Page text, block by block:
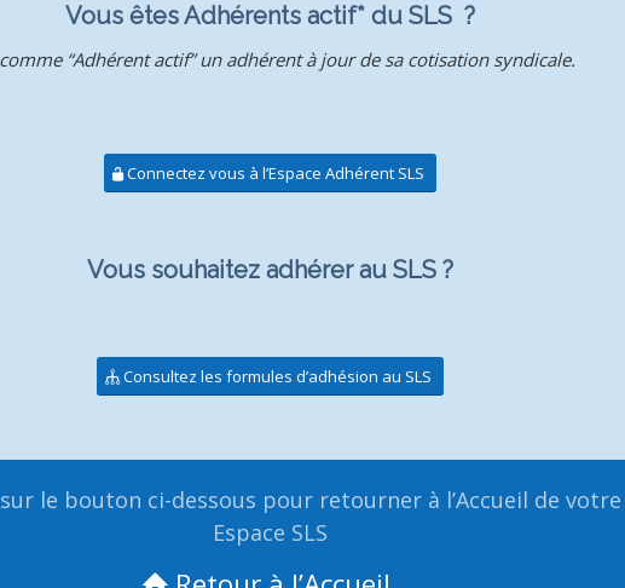
Vous êtes Adhérents actif* du SLS ?
“Adhérent actif” un adhérent à jour de sa cotisation syndicale.
Connectez vous à l’Espace Adhérent SLS
Vous souhaitez adhérer au SLS ?
Consultez les formules d’adhésion au SLS
le bouton ci-dessous pour retourner à l’Accueil de votre
Espace SLS